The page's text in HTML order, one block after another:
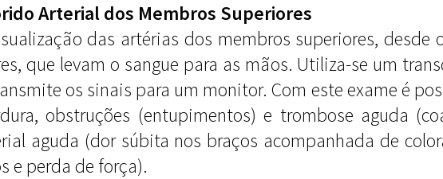
Arterial dos Membros Superiores
das artérias dos membros superiores,
que levam o sangue para as mãos. Utiliza-se um
os sinais para um monitor. Com este exame é
obstruções (entupimentos) e trombose aguda
aguda (dor súbita nos braços acompanhada de
e perda de força).